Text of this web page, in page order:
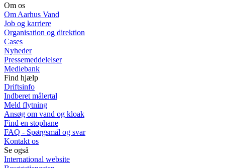
Om os
Om Aarhus Vand
Job og karriere
Organisation og direktion
Cases
Nyheder
Pressemeddelelser
Mediebank
Find hjælp
Driftsinfo
Indberet målertal
Meld flytning
Ansøg om vand og kloak
Find en stophane
FAQ - Spørgsmål og svar
Kontakt os
Se også
International website